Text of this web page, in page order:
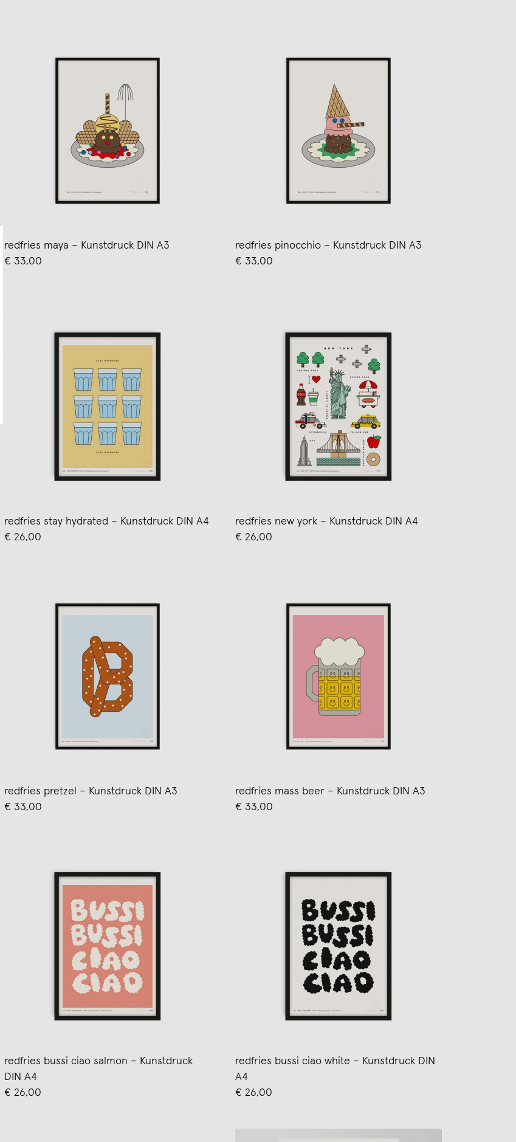
redfries maya – Kunstdruck DIN A3
€ 33,00
redfries pinocchio – Kunstdruck DIN A3
€ 33,00
redfries stay hydrated – Kunstdruck DIN A4
€ 26,00
redfries new york – Kunstdruck DIN A4
€ 26,00
redfries pretzel – Kunstdruck DIN A3
€ 33,00
redfries mass beer – Kunstdruck DIN A3
€ 33,00
redfries bussi ciao salmon – Kunstdruck
DIN A4
€ 26,00
redfries bussi ciao white – Kunstdruck DIN
A4
€ 26,00